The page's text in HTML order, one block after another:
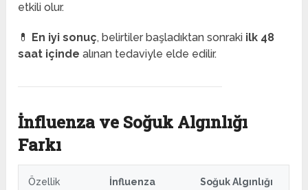
etkili olur.
💊 En iyi sonuç, belirtiler başladıktan sonraki ilk 48
saat içinde alınan tedaviyle elde edilir.
İnfluenza ve Soğuk Algınlığı
Farkı
Özellik
İnfluenza
Soğuk Algınlığı